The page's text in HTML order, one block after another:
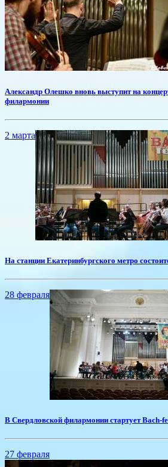
Александр Олешко вновь выступит на
филармонии
2 марта
​На станции Екатеринбургского метро
28 февраля
В Свердловской филармонии стартует Bach-
27 февраля